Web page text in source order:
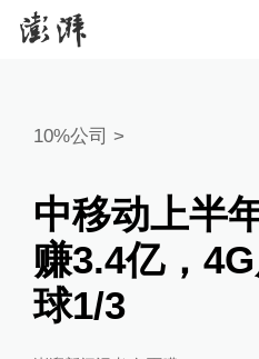
10%公司 >
中移动上半
赚3.4亿，
球1/3